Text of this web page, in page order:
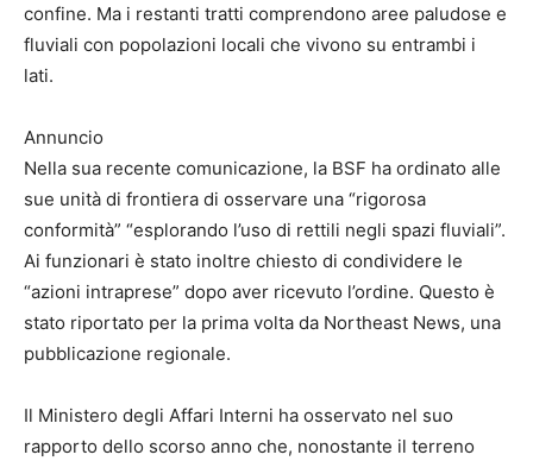
confine. Ma i restanti tratti comprendono aree paludose e
fluviali con popolazioni locali che vivono su entrambi i
lati.
Annuncio
Nella sua recente comunicazione, la BSF ha ordinato alle
sue unità di frontiera di osservare una “rigorosa
conformità” “esplorando l’uso di rettili negli spazi fluviali”.
Ai funzionari è stato inoltre chiesto di condividere le
“azioni intraprese” dopo aver ricevuto l’ordine. Questo è
stato riportato per la prima volta da Northeast News, una
pubblicazione regionale.
Il Ministero degli Affari Interni ha osservato nel suo
rapporto dello scorso anno che, nonostante il terreno